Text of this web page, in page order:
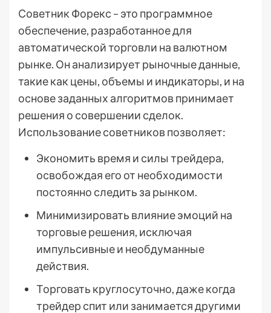
Советник Форекс – это программное
обеспечение, разработанное для
автоматической торговли на валютном
рынке. Он анализирует рыночные данные,
такие как цены, объемы и индикаторы, и на
основе заданных алгоритмов принимает
решения о совершении сделок.
Использование советников позволяет:
Экономить время и силы трейдера,
освобождая его от необходимости
постоянно следить за рынком.
Минимизировать влияние эмоций на
торговые решения, исключая
импульсивные и необдуманные
действия.
Торговать круглосуточно, даже когда
трейдер спит или занимается другими